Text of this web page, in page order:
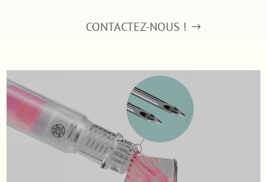
CONTACTEZ-NOUS !